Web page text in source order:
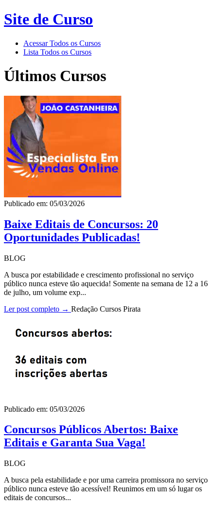
Site de Curso
Acessar Todos os Cursos
Lista Todos os Cursos
Últimos Cursos
Publicado em: 05/03/2026
Baixe Editais de Concursos: 20
Oportunidades Publicadas!
BLOG
A busca por estabilidade e crescimento profissional no serviço
público nunca esteve tão aquecida! Somente na semana de 12 a 16
de julho, um volume exp...
Ler post completo → Redação Cursos Pirata
Publicado em: 05/03/2026
Concursos Públicos Abertos: Baixe
Editais e Garanta Sua Vaga!
BLOG
A busca pela estabilidade e por uma carreira promissora no serviço
público nunca esteve tão acessível! Reunimos em um só lugar os
editais de concursos...